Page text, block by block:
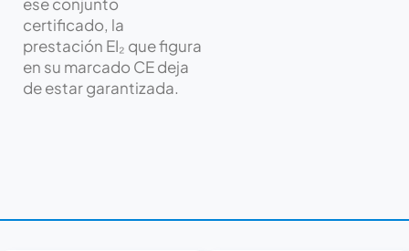
certificado, la
prestación EI₂ que figura
en su marcado CE deja
de estar garantizada.